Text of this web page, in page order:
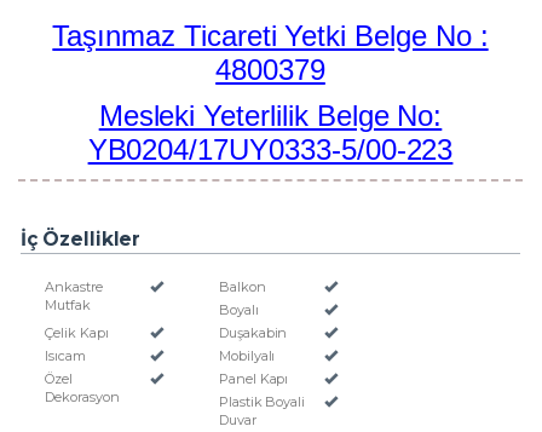
Taşınmaz Ticareti Yetki Belge No :
4800379
Mesleki Yeterlilik Belge No:
YB0204/17UY0333-5/00-223
İç Özellikler
Ankastre
Mutfak
Balkon
Boyalı
Çelik Kapı
Duşakabin
Isıcam
Mobilyalı
Özel
Dekorasyon
Panel Kapı
Plastik Boyali
Duvar